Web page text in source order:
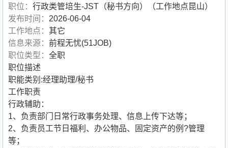
职位： 行政类管培生-JST（秘书方向）（工作地点昆山）
发布时间： 2026-06-04
工作地点： 其它
信息来源： 前程无忧(51JOB)
职位类型： 全职
职位描述
职能类别:经理助理/秘书
工作职责
行政辅助：
1、负责部门日常行政事务处理、信息上传下达等；
2、负责员工节日福利、办公物品、固定资产的例?管理
等；